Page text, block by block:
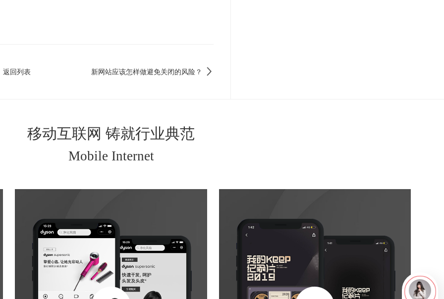
回列表 新网站应该怎样做避免关闭的风险？
移动互联网 铸就行业典范
Mobile Internet